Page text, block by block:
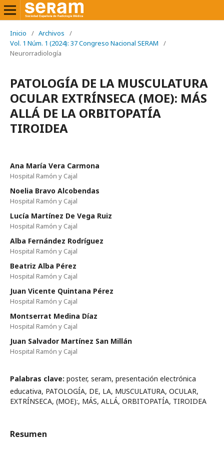
Inicio / Archivos
/
Vol. 1 Núm. 1 (2024): 37 Congreso Nacional SERAM
/
Neurorradiología
PATOLOGÍA DE LA MUSCULATURA
OCULAR EXTRÍNSECA (MOE): MÁS
ALLÁ DE LA ORBITOPATÍA
TIROIDEA
Ana María Vera Carmona
Hospital Ramón y Cajal
Noelia Bravo Alcobendas
Hospital Ramón y Cajal
Lucía Martínez De Vega Ruiz
Hospital Ramón y Cajal
Alba Fernández Rodríguez
Hospital Ramón y Cajal
Beatriz Alba Pérez
Hospital Ramón y Cajal
Juan Vicente Quintana Pérez
Hospital Ramón y Cajal
Montserrat Medina Díaz
Hospital Ramón y Cajal
Juan Salvador Martínez San Millán
Hospital Ramón y Cajal
Palabras clave: poster, seram, presentación electrónica
educativa, PATOLOGÍA, DE, LA, MUSCULATURA, OCULAR,
EXTRÍNSECA, (MOE):, MÁS, ALLÁ, ORBITOPATÍA, TIROIDEA
Resumen